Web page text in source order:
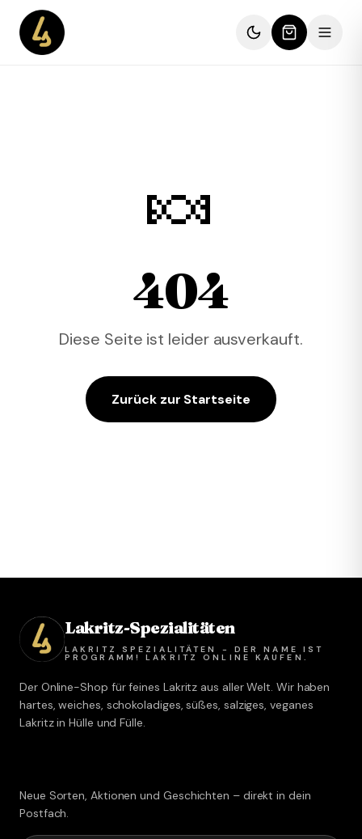
🍬
404
Diese Seite ist leider ausverkauft.
Zurück zur Startseite
Lakritz-Spezialitäten
LAKRITZ SPEZIALITÄTEN - DER NAME IST
PROGRAMM! LAKRITZ ONLINE KAUFEN.
Der Online-Shop für feines Lakritz aus aller Welt. Wir haben
hartes, weiches, schokoladiges, süßes, salziges, veganes
Lakritz in Hülle und Fülle.
Neue Sorten, Aktionen und Geschichten – direkt in dein
Postfach.